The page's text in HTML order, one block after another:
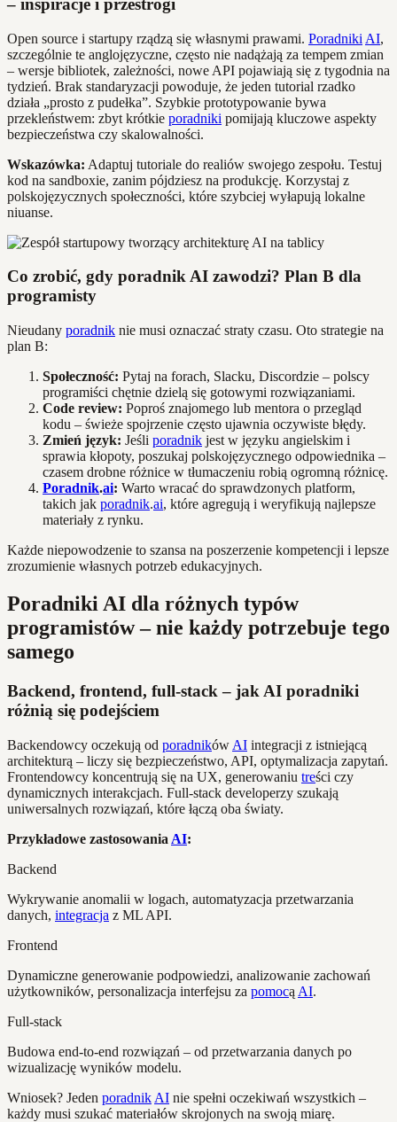
– inspiracje i przestrogi
Open source i startupy rządzą się własnymi prawami. Poradniki AI,
szczególnie te anglojęzyczne, często nie nadążają za tempem zmian
– wersje bibliotek, zależności, nowe API pojawiają się z tygodnia na
tydzień. Brak standaryzacji powoduje, że jeden tutorial rzadko
działa „prosto z pudełka”. Szybkie prototypowanie bywa
przekleństwem: zbyt krótkie poradniki pomijają kluczowe aspekty
bezpieczeństwa czy skalowalności.
Wskazówka: Adaptuj tutoriale do realiów swojego zespołu. Testuj
kod na sandboxie, zanim pójdziesz na produkcję. Korzystaj z
polskojęzycznych społeczności, które szybciej wyłapują lokalne
niuanse.
Co zrobić, gdy poradnik AI zawodzi? Plan B dla
programisty
Nieudany poradnik nie musi oznaczać straty czasu. Oto strategie na
plan B:
Społeczność: Pytaj na forach, Slacku, Discordzie – polscy
programiści chętnie dzielą się gotowymi rozwiązaniami.
Code review: Poproś znajomego lub mentora o przegląd
kodu – świeże spojrzenie często ujawnia oczywiste błędy.
Zmień język: Jeśli poradnik jest w języku angielskim i
sprawia kłopoty, poszukaj polskojęzycznego odpowiednika –
czasem drobne różnice w tłumaczeniu robią ogromną różnicę.
Poradnik.ai: Warto wracać do sprawdzonych platform,
takich jak poradnik.ai, które agregują i weryfikują najlepsze
materiały z rynku.
Każde niepowodzenie to szansa na poszerzenie kompetencji i lepsze
zrozumienie własnych potrzeb edukacyjnych.
Poradniki AI dla różnych typów
programistów – nie każdy potrzebuje tego
samego
Backend, frontend, full-stack – jak AI poradniki
różnią się podejściem
Backendowcy oczekują od poradników AI integracji z istniejącą
architekturą – liczy się bezpieczeństwo, API, optymalizacja zapytań.
Frontendowcy koncentrują się na UX, generowaniu treści czy
dynamicznych interakcjach. Full-stack developerzy szukają
uniwersalnych rozwiązań, które łączą oba światy.
Przykładowe zastosowania AI:
Backend
Wykrywanie anomalii w logach, automatyzacja przetwarzania
danych, integracja z ML API.
Frontend
Dynamiczne generowanie podpowiedzi, analizowanie zachowań
użytkowników, personalizacja interfejsu za pomocą AI.
Full-stack
Budowa end-to-end rozwiązań – od przetwarzania danych po
wizualizację wyników modelu.
Wniosek? Jeden poradnik AI nie spełni oczekiwań wszystkich –
każdy musi szukać materiałów skrojonych na swoją miarę.